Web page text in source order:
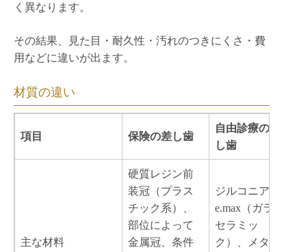
く異なります。
その結果、見た目・耐久性・汚れのつきにくさ・費
用などに違いが出ます。
材質の違い
項目 保険の差し歯
自由診療の差
し歯
主な材料
硬質レジン前
装冠（プラス
チック系）、
部位によって
金属冠、条件
ジルコニア、
e.max（ガラス
セラミッ
ク）、メタル